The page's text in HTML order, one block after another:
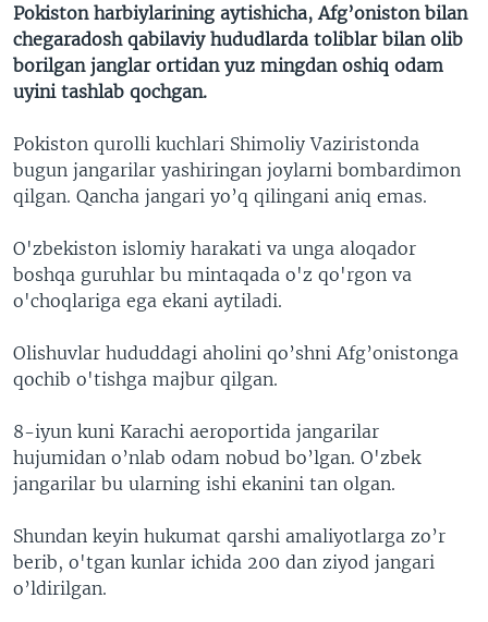
Pokiston harbiylarining aytishicha, Afg’oniston bilan
chegaradosh qabilaviy hududlarda toliblar bilan olib
borilgan janglar ortidan yuz mingdan oshiq odam
uyini tashlab qochgan.
Pokiston qurolli kuchlari Shimoliy Vaziristonda
bugun jangarilar yashiringan joylarni bombardimon
qilgan. Qancha jangari yo’q qilingani aniq emas.
O'zbekiston islomiy harakati va unga aloqador
boshqa guruhlar bu mintaqada o'z qo'rgon va
o'choqlariga ega ekani aytiladi.
Olishuvlar hududdagi aholini qo’shni Afg’onistonga
qochib o'tishga majbur qilgan.
8-iyun kuni Karachi aeroportida jangarilar
hujumidan o’nlab odam nobud bo’lgan. O'zbek
jangarilar bu ularning ishi ekanini tan olgan.
Shundan keyin hukumat qarshi amaliyotlarga zo’r
berib, o'tgan kunlar ichida 200 dan ziyod jangari
o’ldirilgan.